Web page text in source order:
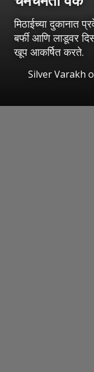
मिठाईच्या दुकानात
बर्फी आणि लाडूवर
खूप आकर्षित करते.
Silver Varakh